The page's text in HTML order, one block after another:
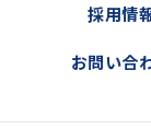
採用情
お問い合